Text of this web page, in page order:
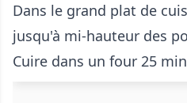
Dans le grand plat de
jusqu'à mi-hauteur des
Cuire dans un four 25